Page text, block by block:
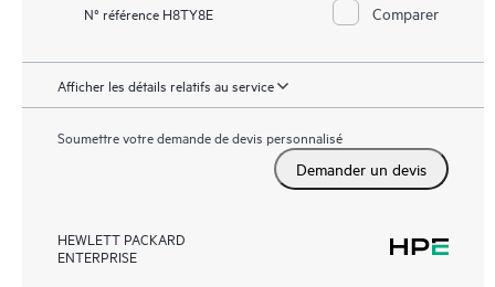
N° référence H8TY8E Comparer
Afficher les détails relatifs au service
Soumettre votre demande de devis personnalisé
Demander un devis
HEWLETT PACKARD
ENTERPRISE